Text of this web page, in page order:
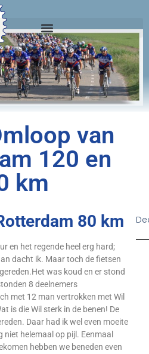
van
120 en
km
80 km
en het regende heel erg hard;
dacht ik. Maar toch de fietsen
was koud en er stond
8 deelnemers
met 12 man vertrokken met Wil
is die Wil sterk in de benen! De
Daar had ik wel even moeite
helemaal op pijl. Eenmaal
hebben we beneden even